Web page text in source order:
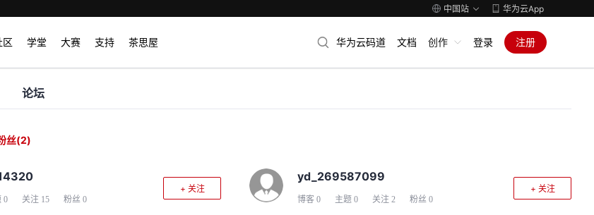
中国站 华为云App
区 学堂 大赛 支持 茶思屋 华为云码道 文档 创作 登录 注册
论坛
丝(2)
0 关注 15 粉丝 0
+ 关注
yd_269587099
博客 0 主题 0 关注 2 粉丝 0
+ 关注